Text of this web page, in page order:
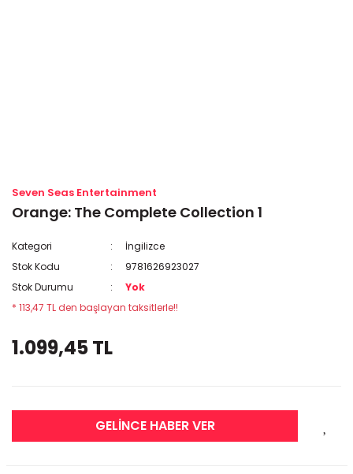
Seven Seas Entertainment
Orange: The Complete Collection 1
Kategori
İngilizce
Stok Kodu
9781626923027
Stok Durumu
Yok
* 113,47 TL den başlayan taksitlerle!!
1.099,45 TL
GELİNCE HABER VER